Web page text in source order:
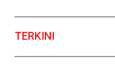
TERKINI